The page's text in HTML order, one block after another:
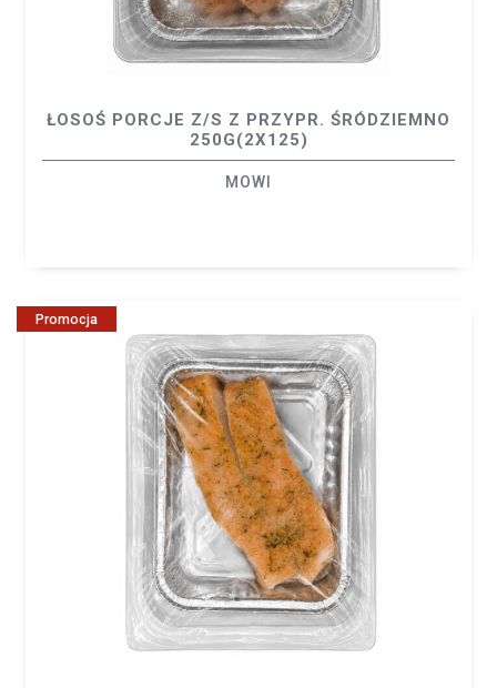
ŁOSOŚ PORCJE Z/S Z PRZYPR. ŚRÓDZIEMNO
250G(2X125)
MOWI
Promocja